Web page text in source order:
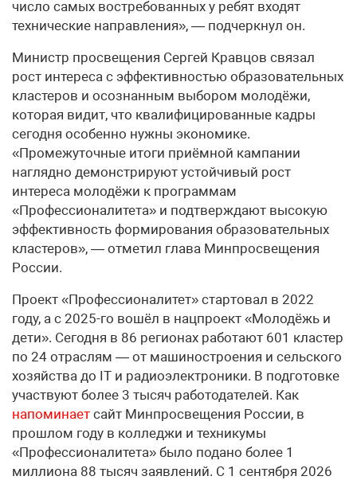
число самых востребованных у ребят входят
технические направления», — подчеркнул он.
Министр просвещения Сергей Кравцов связал
рост интереса с эффективностью образовательных
кластеров и осознанным выбором молодёжи,
которая видит, что квалифицированные кадры
сегодня особенно нужны экономике.
«Промежуточные итоги приёмной кампании
наглядно демонстрируют устойчивый рост
интереса молодёжи к программам
«Профессионалитета» и подтверждают высокую
эффективность формирования образовательных
кластеров», — отметил глава Минпросвещения
России.
Проект «Профессионалитет» стартовал в 2022
году, а с 2025-го вошёл в нацпроект «Молодёжь и
дети». Сегодня в 86 регионах работают 601 кластер
по 24 отраслям — от машиностроения и сельского
хозяйства до IT и радиоэлектроники. В подготовке
участвуют более 3 тысяч работодателей. Как
напоминает сайт Минпросвещения России, в
прошлом году в колледжи и техникумы
«Профессионалитета» было подано более 1
миллиона 88 тысяч заявлений. С 1 сентября 2026